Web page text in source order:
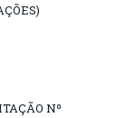
Nº